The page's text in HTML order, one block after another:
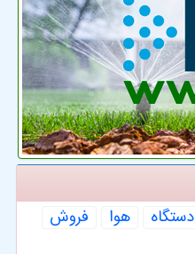
دستگاه هوا
فروش